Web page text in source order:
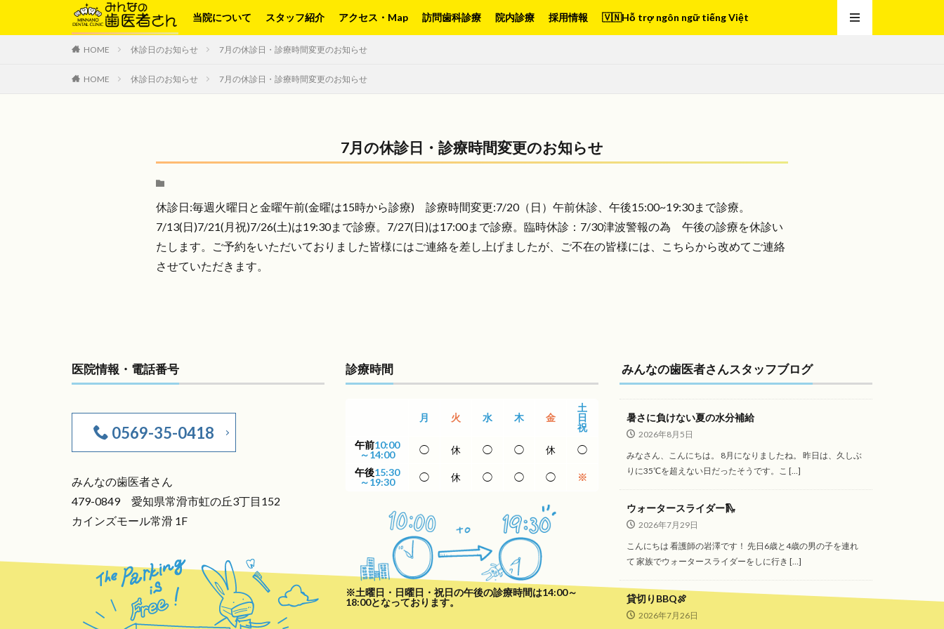
当院について スタッフ紹介 アクセス・Map 訪問歯科診療 院内診療 採用情報 🇻🇳Hỗ trợ ngôn ngữ tiếng Việt
HOME 休診日のお知らせ 7月の休診日・診療時間変更のお知らせ
HOME 休診日のお知らせ 7月の休診日・診療時間変更のお知らせ
7月の休診日・診療時間変更のお知らせ
休診日:毎週火曜日と金曜午前(金曜は15時から診療) 診療時間変更:7/20（日）午前休診、午後15:00~19:30まで診療。
7/13(日)7/21(月祝)7/26(土)は19:30まで診療。7/27(日)は17:00まで診療。臨時休診：7/30津波警報の為 午後の診療を休診い
たします。ご予約をいただいておりました皆様にはご連絡を差し上げましたが、ご不在の皆様には、こちらから改めてご連絡
させていただきます。
医院情報・電話番号
0569-35-0418
みんなの歯医者さん
479-0849 愛知県常滑市虹の丘3丁目152
カインズモール常滑 1F
診療時間
月 火 水 木 金
土
日
祝
午前10:00
～14:00
◯ 休 ◯ ◯ 休
◯
午後15:30
～19:30
◯ 休 ◯ ◯ ◯ ※
※土曜日・日曜日・祝日の午後の診療時間は14:00～
18:00となっております。
みんなの歯医者さんスタッフブログ
暑さに負けない夏の水分補給
2026年8月5日
みなさん、こんにちは。 8月になりましたね。 昨日は、久しぶ
りに35℃を超えない日だったそうです。こ […]
ウォータースライダー🛝
2026年7月29日
こんにちは 看護師の岩澤です！ 先日6歳と4歳の男の子を連れ
て 家族でウォータースライダーをしに行き […]
貸切りBBQ🍖
2026年7月26日